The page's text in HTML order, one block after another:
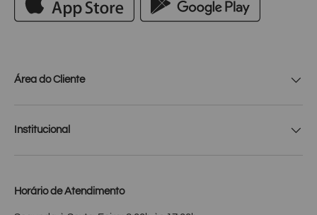
Área do Cliente
Institucional
Horário de Atendimento